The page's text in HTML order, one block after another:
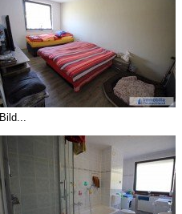
Bild...